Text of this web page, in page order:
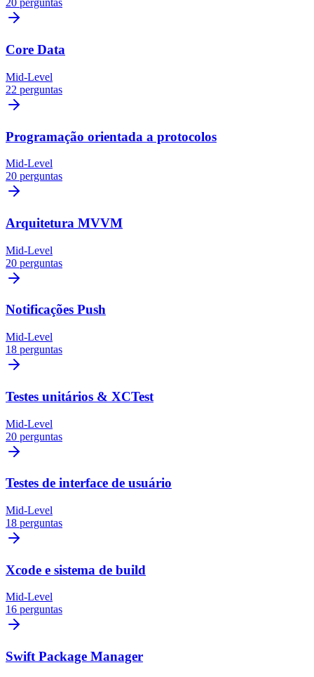
20 perguntas
Core Data
Mid-Level
22 perguntas
Programação orientada a protocolos
Mid-Level
20 perguntas
Arquitetura MVVM
Mid-Level
20 perguntas
Notificações Push
Mid-Level
18 perguntas
Testes unitários & XCTest
Mid-Level
20 perguntas
Testes de interface de usuário
Mid-Level
18 perguntas
Xcode e sistema de build
Mid-Level
16 perguntas
Swift Package Manager